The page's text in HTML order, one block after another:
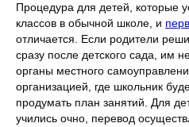
Процедура для детей, которые
классов в обычной школе, и
отличается. Если родители
сразу после детского сада, им
органы местного
организацией, где школьник
продумать план занятий. Для
учились очно, перевод